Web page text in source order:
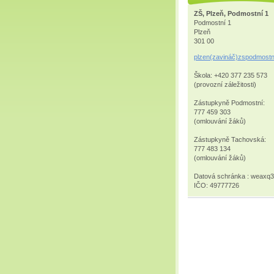
ZŠ, Plzeň, Podmostní 1
Podmostní 1
Plzeň
301 00
Škola: +420 377 235 573
(provozní záležitosti)
Zástupkyně Podmostní:
777 459 303
(omlouvání žáků)
Zástupkyně Tachovská:
777 483 134
(omlouvání žáků)
Datová schránka :
IČO: 49777726